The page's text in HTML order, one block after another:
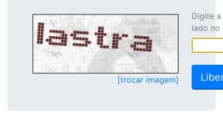
[trocar imagem]
Digite
lado no